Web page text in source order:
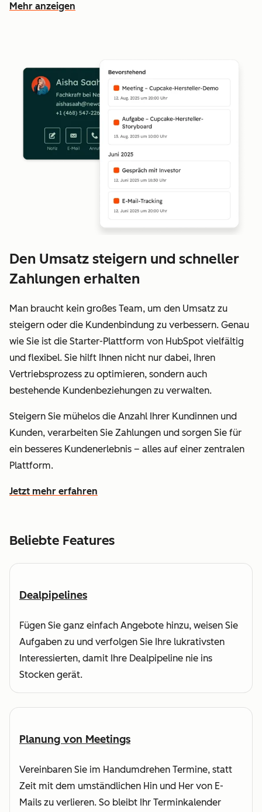
Mehr anzeigen
Weitere Funktionen ansehen
Den Umsatz steigern und schneller
Zahlungen erhalten
Man braucht kein großes Team, um den Umsatz zu
steigern oder die Kundenbindung zu verbessern. Genau
wie Sie ist die Starter-Plattform von HubSpot vielfältig
und flexibel. Sie hilft Ihnen nicht nur dabei, Ihren
Vertriebsprozess zu optimieren, sondern auch
bestehende Kundenbeziehungen zu verwalten.
Steigern Sie mühelos die Anzahl Ihrer Kundinnen und
Kunden, verarbeiten Sie Zahlungen und sorgen Sie für
ein besseres Kundenerlebnis – alles auf einer zentralen
Plattform.
Jetzt mehr erfahren
wie HubSpot dabei hilft, den Umsatz zu steigern und
Beliebte Features
Dealpipelines
Fügen Sie ganz einfach Angebote hinzu, weisen Sie
Aufgaben zu und verfolgen Sie Ihre lukrativsten
Interessierten, damit Ihre Dealpipeline nie ins
Stocken gerät.
Planung von Meetings
Vereinbaren Sie im Handumdrehen Termine, statt
Zeit mit dem umständlichen Hin und Her von E-
Mails zu verlieren. So bleibt Ihr Terminkalender